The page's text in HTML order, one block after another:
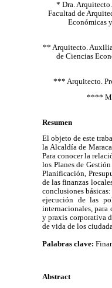
* Dra.
Facultad de
Económicas
** Arquitecto.
de Ciencias
*** Arquitecto.
****
Resumen
El objeto de este
la Alcaldía de
Para conocer la
los Planes de
Planificación,
de las finanzas
conclusiones
ejecución de las
internacionales, para
y praxis corporativa
de vida de los
Palabras clave:
Abstract